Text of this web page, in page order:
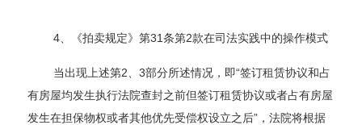
4、《拍卖规定》第31条第2款在司法实践中的操作模式
当出现上述第2、3部分所述情况，即“签订租赁协议和占
有房屋均发生执行法院查封之前但签订租赁协议或者占有房屋
发生在担保物权或者其他优先受偿权设立之后”，法院将根据